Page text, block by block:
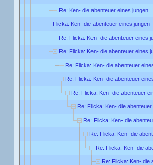
Re: Ken- die abenteuer eines jungen
Flicka: Ken- die abenteuer eines jungen
Re: Flicka: Ken- die abenteuer eines
Re: Flicka: Ken- die abenteuer eines
Re: Flicka: Ken- die abenteuer
Re: Flicka: Ken- die abenteuer
Re: Flicka: Ken- die abenteuer
Re: Flicka: Ken- die
Re: Flicka: Ken- die
Re: Flicka: Ken- die
Re: Flicka: Ken- die
Re: Flicka: Ken- die